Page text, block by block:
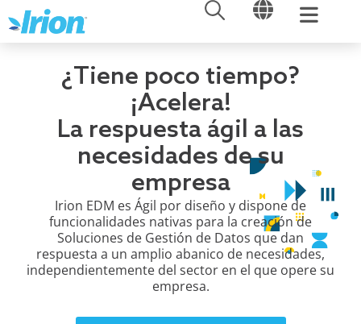
al
contenido
ABRIR ABRIR
¿Tiene poco tiempo?
¡Acelera!
La respuesta ágil a las
necesidades de su
empresa
Irion EDM es Ágil por diseño y dispone de
funcionalidades nativas para la creación de
Soluciones de Gestión de Datos que dan
respuesta a un amplio abanico de necesidades,
independientemente del sector en el que opere su
empresa.